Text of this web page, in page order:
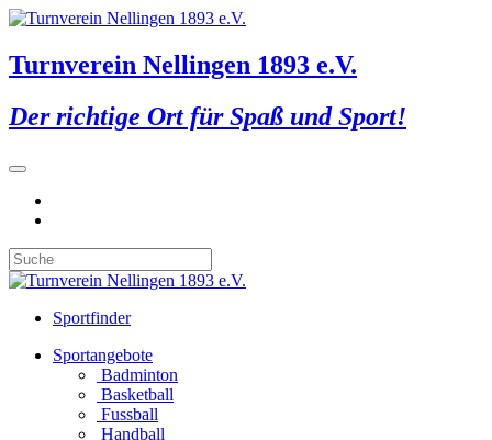
Turnverein Nellingen 1893 e.V.
Der richtige Ort für Spaß und Sport!
Sportfinder
Sportangebote
Badminton
Basketball
Fussball
Handball